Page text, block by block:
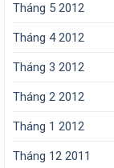
Tháng 5 2012
Tháng 4 2012
Tháng 3 2012
Tháng 2 2012
Tháng 1 2012
Tháng 12 2011